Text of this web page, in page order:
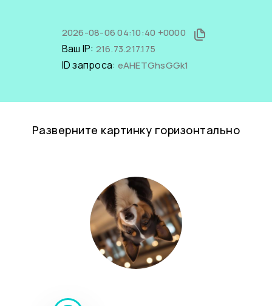
2026-08-06 04:10:40 +0000
Ваш IP: 216.73.217.175
ID запроса: eAHETGhsGGk1
Разверните картинку горизонтально